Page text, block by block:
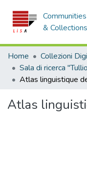
Communities
& Collections
Home
Atlas